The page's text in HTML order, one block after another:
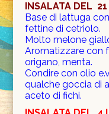
INSALATA DEL 21
Base di lattuga
fettine di cetriolo.
Molto melone
Aromatizzare con
origano, menta.
Condire con olio
qualche goccia di
aceto di fichi.